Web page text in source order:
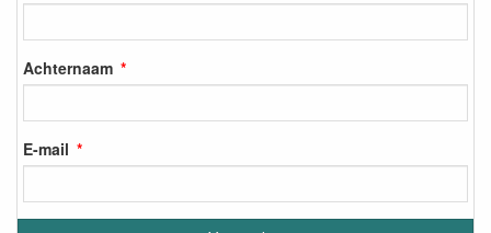
Achternaam
E-mail